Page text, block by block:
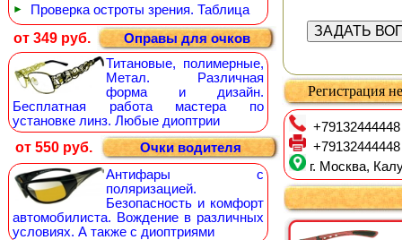
► Проверка остроты зрения. Таблица
от 349 руб.
Оправы для очков
Титановые, полимерные,
Метал. Различная
форма и дизайн.
Бесплатная работа мастера по
установке линз. Любые диоптрии
от 550 руб.
Очки водителя
Антифары с
поляризацией.
Безопасность и комфорт
автомобилиста. Вождение в различных
условиях. А также с диоптриями
Регистрация
+79132444448
+79132444448
г. Москва,